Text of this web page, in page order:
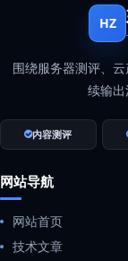
HZ
围绕服务器测评、
续输出
内容测评
网站导航
网站首页
技术文章